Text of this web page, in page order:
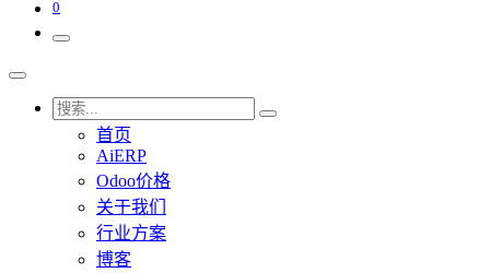
0
首页
AiERP
Odoo价格
关于我们
行业方案
博客